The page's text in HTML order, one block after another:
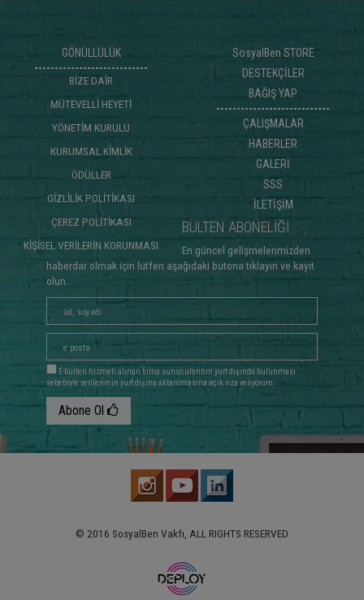
GÖNÜLLÜLÜK
BİZE DAİR
MÜTEVELLİ HEYETİ
YÖNETİM KURULU
KURUMSAL KİMLİK
ÖDÜLLER
GİZLİLİK POLİTİKASI
ÇEREZ POLİTİKASI
KİŞİSEL VERİLERİN KORUNMASI
SosyalBen STORE
DESTEKÇİLER
BAĞIŞ YAP
ÇALIŞMALAR
HABERLER
GALERİ
SSS
İLETİŞİM
BÜLTEN ABONELİĞİ
En güncel gelişmelerimizden
haberdar olmak için lütfen aşağıdaki butona tıklayın ve kayıt
olun...
E-bülten hizmeti alınan firma sunucularının yurt dışında bulunması
sebebiyle verilerimin yurt dışına aktarılmasına açık rıza veriyorum.
Abone Ol
© 2016 SosyalBen Vakfı, ALL RIGHTS RESERVED
www.deploy.com.tr